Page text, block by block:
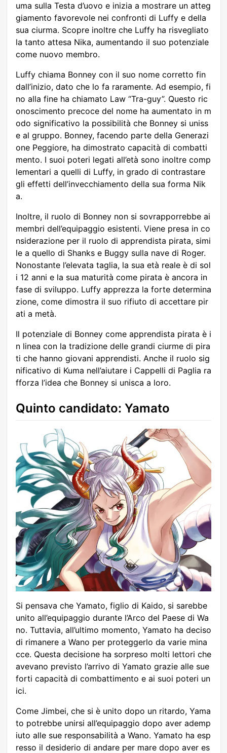
uma sulla Testa d’uovo e inizia a mostrare un atteg
giamento favorevole nei confronti di Luffy e della
sua ciurma. Scopre inoltre che Luffy ha risvegliato
la tanto attesa Nika, aumentando il suo potenziale
come nuovo membro.
Luffy chiama Bonney con il suo nome corretto fin
dall’inizio, dato che lo fa raramente. Ad esempio, fi
no alla fine ha chiamato Law “Tra-guy”. Questo ric
onoscimento precoce del nome ha aumentato in m
odo significativo la possibilità che Bonney si uniss
e al gruppo. Bonney, facendo parte della Generazi
one Peggiore, ha dimostrato capacità di combatti
mento. I suoi poteri legati all’età sono inoltre comp
lementari a quelli di Luffy, in grado di contrastare
gli effetti dell’invecchiamento della sua forma Nik
a.
Inoltre, il ruolo di Bonney non si sovrapporrebbe ai
membri dell’equipaggio esistenti. Viene presa in co
nsiderazione per il ruolo di apprendista pirata, simi
le a quello di Shanks e Buggy sulla nave di Roger.
Nonostante l’elevata taglia, la sua età reale è di sol
i 12 anni e la sua maturità come pirata è ancora in
fase di sviluppo. Luffy apprezza la forte determina
zione, come dimostra il suo rifiuto di accettare pir
ati a metà.
Il potenziale di Bonney come apprendista pirata è i
n linea con la tradizione delle grandi ciurme di pira
ti che hanno giovani apprendisti. Anche il ruolo sig
nificativo di Kuma nell’aiutare i Cappelli di Paglia ra
fforza l’idea che Bonney si unisca a loro.
Quinto candidato: Yamato
Si pensava che Yamato, figlio di Kaido, si sarebbe
unito all’equipaggio durante l’Arco del Paese di Wa
no. Tuttavia, all’ultimo momento, Yamato ha deciso
di rimanere a Wano per proteggerlo da varie mina
cce. Questa decisione ha sorpreso molti lettori che
avevano previsto l’arrivo di Yamato grazie alle sue
forti capacità di combattimento e ai suoi poteri un
ici.
Come Jimbei, che si è unito dopo un ritardo, Yama
to potrebbe unirsi all’equipaggio dopo aver ademp
iuto alle sue responsabilità a Wano. Yamato ha esp
resso il desiderio di andare per mare dopo aver es